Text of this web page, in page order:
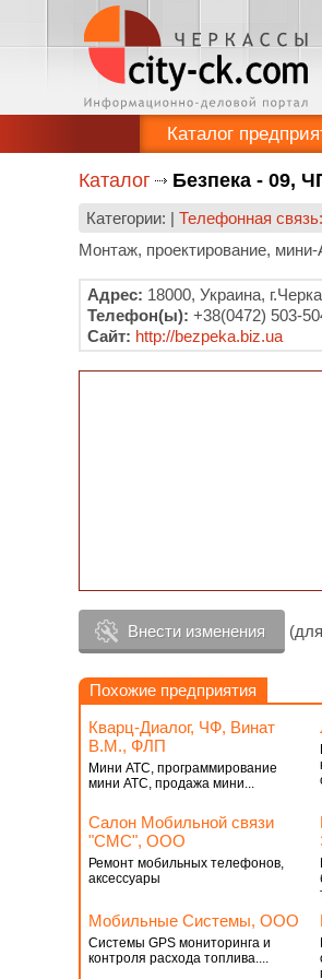
Каталог
Каталог Безпека - 09,
Категории: | Телефонная
Монтаж, проектирование,
Адрес: 18000, Украина,
Телефон(ы): +38(0472) 503-
Сайт: http://bezpeka.biz.ua
Внести изменения
Похожие предприятия
Кварц-Диалог, ЧФ, Винат
В.М., ФЛП
Мини АТС, программирование
мини АТС, продажа мини...
Салон Мобильной связи
"СМС", ООО
Ремонт мобильных телефонов,
аксессуары
Мобильные Системы, ООО
Системы GPS мониторинга и
контроля расхода топлива....